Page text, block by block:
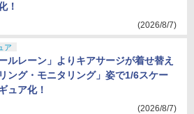
！
(2026/8/7)
ア
ールレーン」よりキアサージが着せ替え
リング・モニタリング」姿で1/6スケー
ュア化！
(2026/8/7)